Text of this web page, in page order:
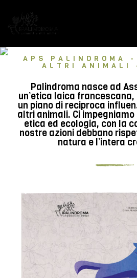
APS PALINDROMA
ALTRI ANIMALI
Palindroma nasce ad
un’etica laica
un piano di reciproca
altri animali. Ci
etica ed ecologia, con la
nostre azioni debbano
natura e l’intera